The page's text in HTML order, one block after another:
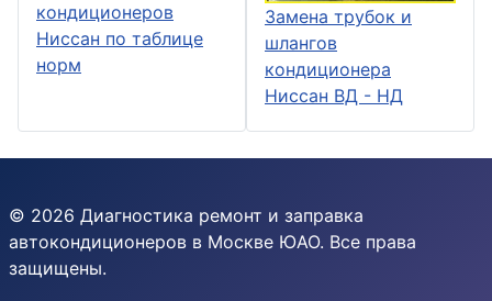
кондиционеров
Ниссан по таблице
норм
Замена трубок и
шлангов
кондиционера
Ниссан ВД - НД
© 2026 Диагностика ремонт и заправка
автокондиционеров в Москве ЮАО. Все права
защищены.